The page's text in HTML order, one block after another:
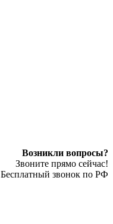
Возникли вопросы?
Звоните прямо сейчас!
Бесплатный звонок по РФ